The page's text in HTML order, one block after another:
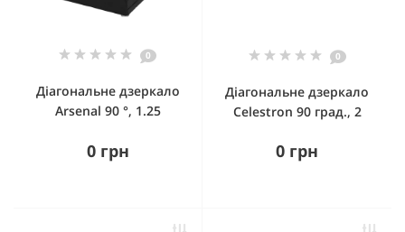
0
Діагональне дзеркало
Arsenal 90 °, 1.25
0 грн
0
Діагональне дзеркало
Celestron 90 град., 2
0 грн